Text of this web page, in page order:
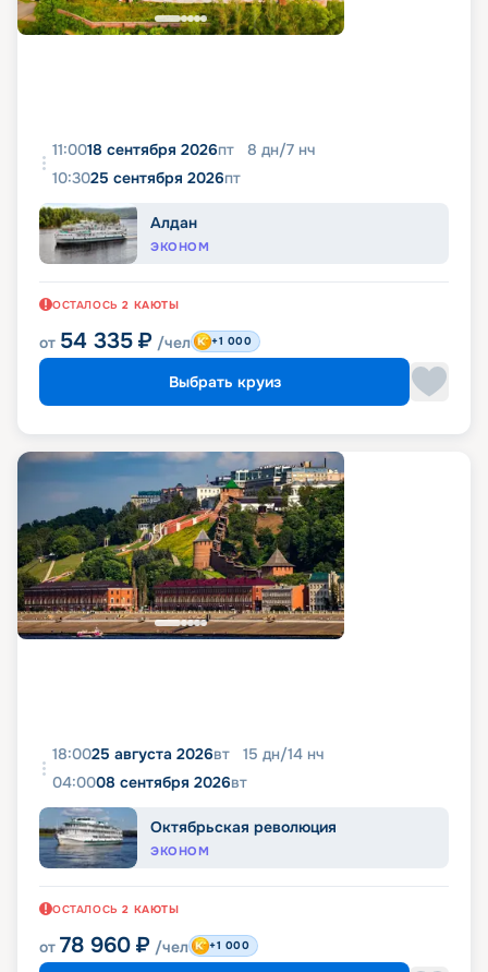
11:0018 сентября 2026пт 8 дн/7 нч
10:3025 сентября 2026пт
Алдан
ЭКОНОМ
ОСТАЛОСЬ 2 КАЮТЫ
от 54 335 ₽ /чел +1 000
Выбрать круиз
18:0025 августа 2026вт 15 дн/14 нч
04:0008 сентября 2026вт
Октябрьская революция
ЭКОНОМ
ОСТАЛОСЬ 2 КАЮТЫ
от 78 960 ₽ /чел +1 000